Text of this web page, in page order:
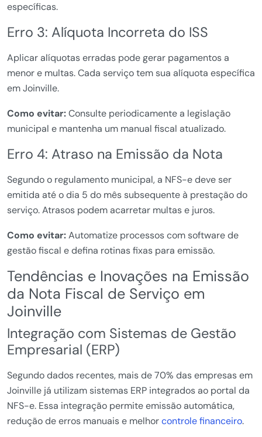
específicas.
Erro 3: Alíquota Incorreta do ISS
Aplicar alíquotas erradas pode gerar pagamentos a
menor e multas. Cada serviço tem sua alíquota específica
em Joinville.
Como evitar:Consulte periodicamente a legislação
municipal e mantenha um manual fiscal atualizado.
Erro 4: Atraso na Emissão da Nota
Segundo o regulamento municipal, a NFS-e deve ser
emitida até o dia 5 do mês subsequente à prestação do
serviço. Atrasos podem acarretar multas e juros.
Como evitar:Automatize processos com software de
gestão fiscal e defina rotinas fixas para emissão.
Tendências e Inovações na Emissão
da Nota Fiscal de Serviço em
Joinville
Integração com Sistemas de Gestão
Empresarial (ERP)
Segundo dados recentes, mais de 70% das empresas em
Joinville já utilizam sistemas ERP integrados ao portal da
NFS-e. Essa integração permite emissão automática,
redução de erros manuais e melhorcontrole financeiro.